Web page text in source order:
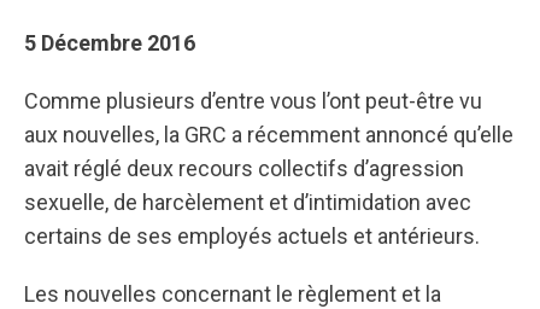
5 Décembre 2016
Comme plusieurs d’entre vous l’ont peut-être vu
aux nouvelles, la GRC a récemment annoncé qu’elle
avait réglé deux recours collectifs d’agression
sexuelle, de harcèlement et d’intimidation avec
certains de ses employés actuels et antérieurs.
Les nouvelles concernant le règlement et la